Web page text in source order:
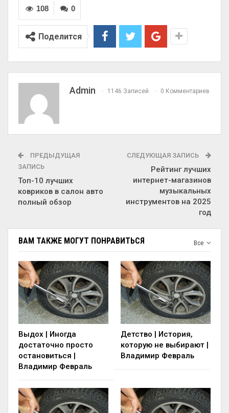
0
108
Поделится
Admin 1146 Записей 0 Комментариев
ПРЕДЫДУЩАЯ
ЗАПИСЬ
Топ-10 лучших
ковриков в салон авто
полный обзор
СЛЕДУЮЩАЯ ЗАПИСЬ
Рейтинг лучших
интернет-магазинов
музыкальных
инструментов на 2025
год
Все
ВАМ ТАКЖЕ МОГУТ ПОНРАВИТЬСЯ
Выдох | Иногда
достаточно просто
остановиться |
Владимир Февраль
Детство | История,
которую не выбирают |
Владимир Февраль